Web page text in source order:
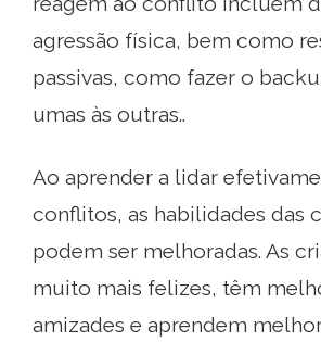
agressão física, bem como
passivas, como fazer o
umas às outras..
Ao aprender a lidar
conflitos, as habilidades das
podem ser melhoradas. As
muito mais felizes, têm
amizades e aprendem